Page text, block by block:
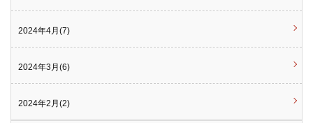
2024年4月(7)
2024年3月(6)
2024年2月(2)